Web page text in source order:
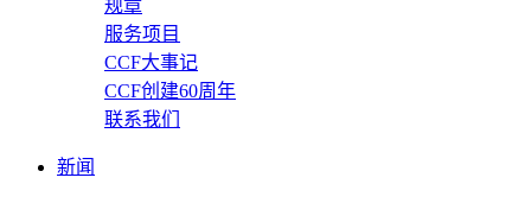
规章
服务项目
CCF大事记
CCF创建60周年
联系我们
新闻